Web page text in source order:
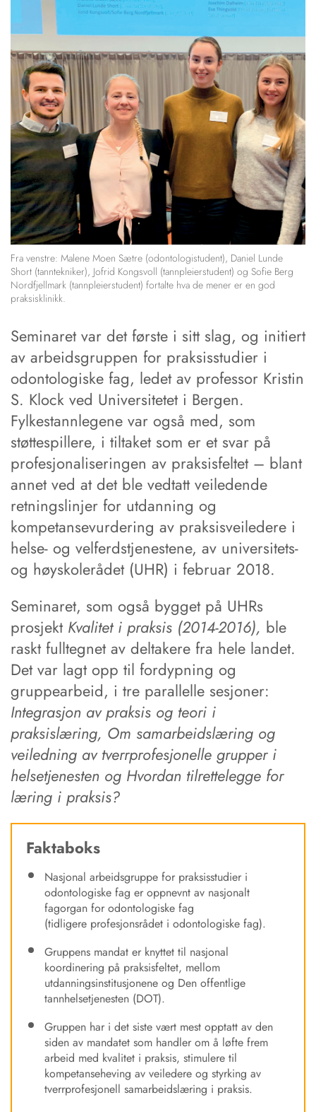
Fra venstre: Malene Moen Sætre (odontologistudent), Daniel Lunde
Short (tanntekniker), Jofrid Kongsvoll (tannpleierstudent) og Sofie Berg
Nordfjellmark (tannpleierstudent) fortalte hva de mener er en god
praksisklinikk.
Seminaret var det første i sitt slag, og initiert
av arbeidsgruppen for praksisstudier i
odontologiske fag, ledet av professor Kristin
S. Klock ved Universitetet i Bergen.
Fylkestannlegene var også med, som
støttespillere, i tiltaket som er et svar på
profesjonaliseringen av praksisfeltet – blant
annet ved at det ble vedtatt veiledende
retningslinjer for utdanning og
kompetansevurdering av praksisveiledere i
helse- og velferdstjenestene, av universitets-
og høyskolerådet (UHR) i februar 2018.
Seminaret, som også bygget på UHRs
prosjekt Kvalitet i praksis (2014-2016), ble
raskt fulltegnet av deltakere fra hele landet.
Det var lagt opp til fordypning og
gruppearbeid, i tre parallelle sesjoner:
Integrasjon av praksis og teori i
praksislæring, Om samarbeidslæring og
veiledning av tverrprofesjonelle grupper i
helsetjenesten og Hvordan tilrettelegge for
læring i praksis?
Faktaboks
Nasjonal arbeidsgruppe for praksisstudier i
odontologiske fag er oppnevnt av nasjonalt
fagorgan for odontologiske fag
(tidligere profesjonsrådet i odontologiske fag).
Gruppens mandat er knyttet til nasjonal
koordinering på praksisfeltet, mellom
utdanningsinstitusjonene og Den offentlige
tannhelsetjenesten (DOT).
Gruppen har i det siste vært mest opptatt av den
siden av mandatet som handler om å løfte frem
arbeid med kvalitet i praksis, stimulere til
kompetanseheving av veiledere og styrking av
tverrprofesjonell samarbeidslæring i praksis.